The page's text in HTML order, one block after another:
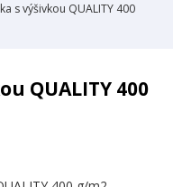
s výšivkou QUALITY 400
QUALITY 400